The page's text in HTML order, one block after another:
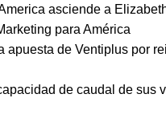
asciende a
para América
apuesta de Ventiplus por
de caudal de sus